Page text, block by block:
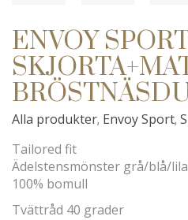
ENVOY
Alla produkter, Envoy Sport,
Tailored fit
Ädelstensmönster grå/blå/lila
100% bomull
Tvättråd 40 grader